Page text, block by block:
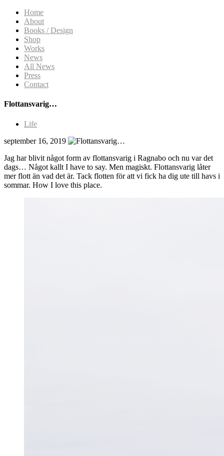
Home
About
Books / Design
Shop
Works
News
All News
Press
Contact
Flottansvarig…
Life
september 16, 2019
Jag har blivit något form av flottansvarig i Ragnabo och nu var det
dags… Något kallt I have to say. Men magiskt. Flottansvarig låter
mer flott än vad det är. Tack flotten för att vi fick ha dig ute till havs i
sommar. How I love this place.